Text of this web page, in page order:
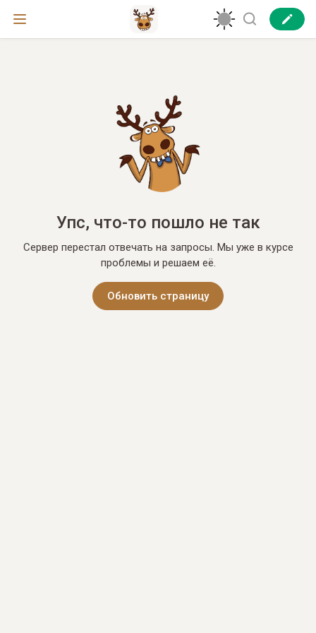
Упс, что-то пошло не так
Сервер перестал отвечать на запросы. Мы уже в курсе
проблемы и решаем её.
Обновить страницу